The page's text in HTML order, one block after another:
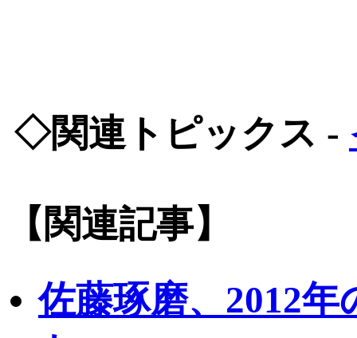
◇関連トピックス -
【関連記事】
佐藤琢磨、2012